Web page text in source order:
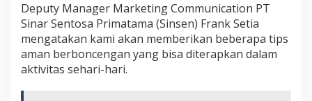
Deputy Manager Marketing Communication PT
Sinar Sentosa Primatama (Sinsen) Frank Setia
mengatakan kami akan memberikan beberapa tips
aman berboncengan yang bisa diterapkan dalam
aktivitas sehari-hari.